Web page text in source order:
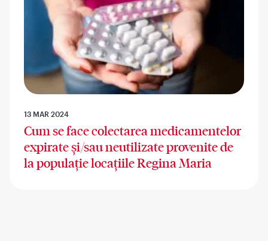
13 MAR 2024
Cum se face colectarea medicamentelor
expirate și/sau neutilizate provenite de
la populație locațiile Regina Maria